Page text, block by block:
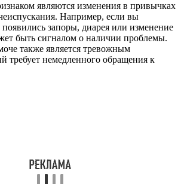
являются изменения в привычках
Например, если вы
появились запоры, диарея или изменение
быть сигналом о наличии проблемы.
также является тревожным
требует немедленного обращения к